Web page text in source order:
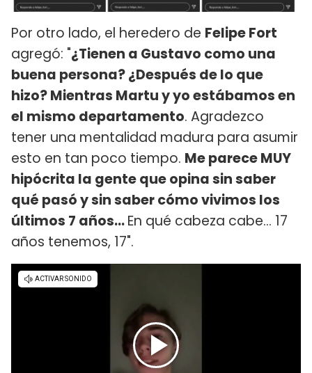
Por otro lado, el heredero de Felipe Fort
agregó: "¿Tienen a Gustavo como una
buena persona? ¿Después de lo que
hizo? Mientras Martu y yo estábamos en
el mismo departamento. Agradezco
tener una mentalidad madura para asumir
esto en tan poco tiempo. Me parece MUY
hipócrita la gente que opina sin saber
qué pasó y sin saber cómo vivimos los
últimos 7 años...En qué cabeza cabe... 17
años tenemos, 17".